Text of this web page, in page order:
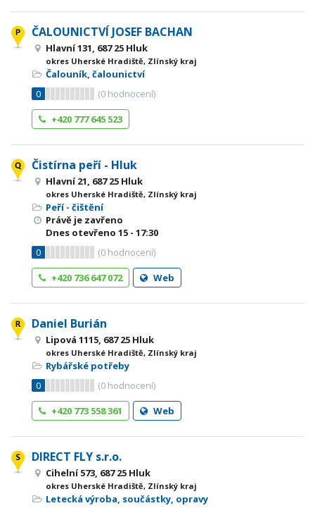
ČALOUNICTVÍ JOSEF BACHAN
Hlavní 131, 687 25 Hluk
okres Uherské Hradiště, Zlínský kraj
Čalouník, čalounictví
0
(0 hodnocení)
+420 777 645 523
Čistírna peří - Hluk
Hlavní 21, 687 25 Hluk
okres Uherské Hradiště, Zlínský kraj
Peří - čištění
Právě je zavřeno
Dnes otevřeno 15 - 17:30
0
(0 hodnocení)
+420 736 647 072
Web
Daniel Burián
Lipová 1115, 687 25 Hluk
okres Uherské Hradiště, Zlínský kraj
Rybářské potřeby
0
(0 hodnocení)
+420 773 558 361
Web
DIRECT FLY s.r.o.
Cihelní 573, 687 25 Hluk
okres Uherské Hradiště, Zlínský kraj
Letecká výroba, součástky, opravy